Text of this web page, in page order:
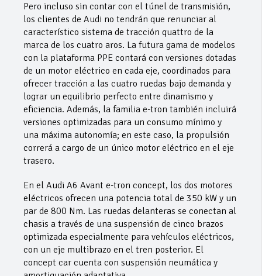
Pero incluso sin contar con el túnel de transmisión,
los clientes de Audi no tendrán que renunciar al
característico sistema de tracción quattro de la
marca de los cuatro aros. La futura gama de modelos
con la plataforma PPE contará con versiones dotadas
de un motor eléctrico en cada eje, coordinados para
ofrecer tracción a las cuatro ruedas bajo demanda y
lograr un equilibrio perfecto entre dinamismo y
eficiencia. Además, la familia e-tron también incluirá
versiones optimizadas para un consumo mínimo y
una máxima autonomía; en este caso, la propulsión
correrá a cargo de un único motor eléctrico en el eje
trasero.
En el Audi A6 Avant e-tron concept, los dos motores
eléctricos ofrecen una potencia total de 350 kW y un
par de 800 Nm. Las ruedas delanteras se conectan al
chasis a través de una suspensión de cinco brazos
optimizada especialmente para vehículos eléctricos,
con un eje multibrazo en el tren posterior. El
concept car cuenta con suspensión neumática y